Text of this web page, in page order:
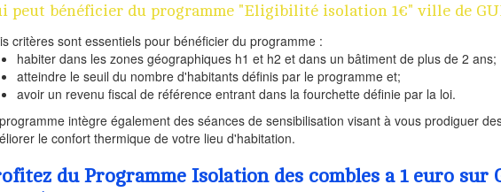
peut bénéficier du programme "Eligibilité isolation 1€" ville de
critères sont essentiels pour bénéficier du programme :
habiter dans les zones géographiques h1 et h2 et dans un bâtiment de plus de 2 ans;
atteindre le seuil du nombre d'habitants définis par le programme et;
avoir un revenu fiscal de référence entrant dans la fourchette définie par la loi.
intègre également des séances de sensibilisation visant à vous prodiguer
le confort thermique de votre lieu d'habitation.
du Programme Isolation des combles a 1 euro sur